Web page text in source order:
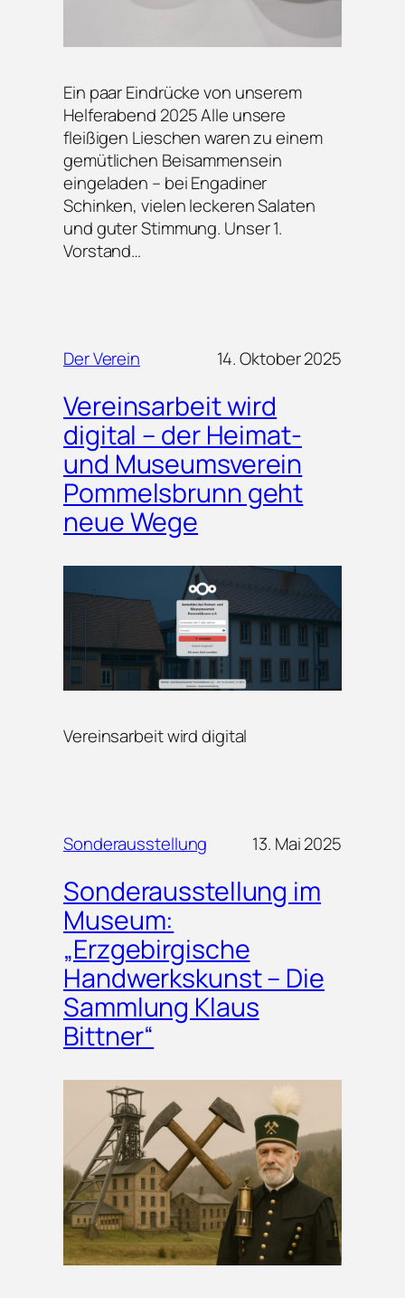
Ein paar Eindrücke von unserem
Helferabend 2025 Alle unsere
fleißigen Lieschen waren zu einem
gemütlichen Beisammensein
eingeladen – bei Engadiner
Schinken, vielen leckeren Salaten
und guter Stimmung. Unser 1.
Vorstand…
Der Verein 14. Oktober 2025
Vereinsarbeit wird
digital – der Heimat-
und Museumsverein
Pommelsbrunn geht
neue Wege
Vereinsarbeit wird digital
Sonderausstellung 13. Mai 2025
Sonderausstellung im
Museum:
„Erzgebirgische
Handwerkskunst – Die
Sammlung Klaus
Bittner“